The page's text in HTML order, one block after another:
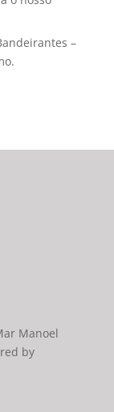
–
Manoel
by